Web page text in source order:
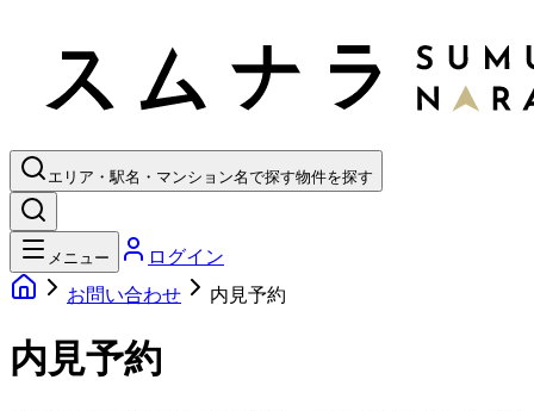
エリア・駅名・マンション名で探す物件を探す
メニュー
ログイン
お問い合わせ
内見予約
内見予約